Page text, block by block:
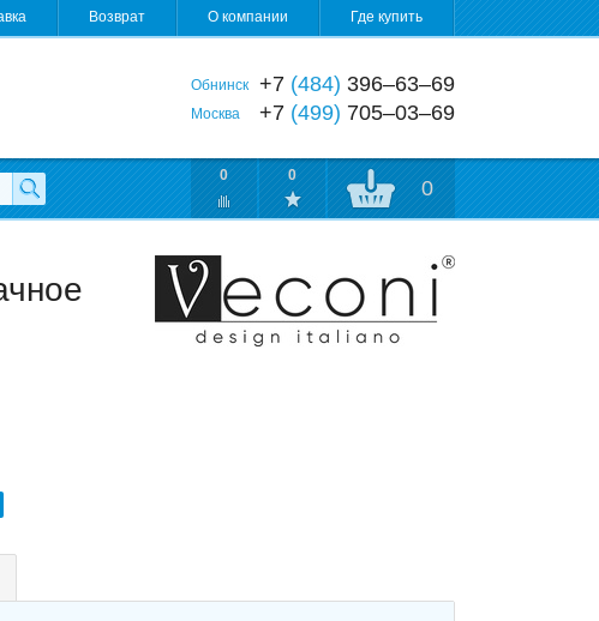
Возврат О компании Где купить
Обнинск +7 (484) 396‒63‒69
Москва +7 (499) 705‒03‒69
0 0
0